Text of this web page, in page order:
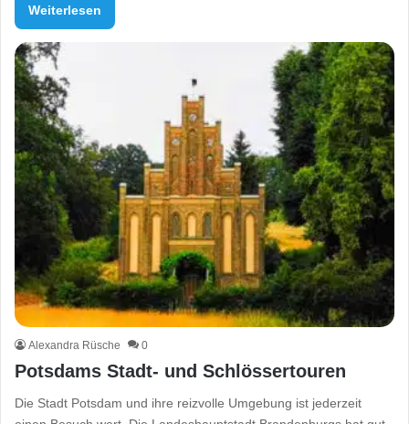
Weiterlesen
Alexandra Rüsche 0
Potsdams Stadt- und Schlössertouren
Die Stadt Potsdam und ihre reizvolle Umgebung ist jederzeit